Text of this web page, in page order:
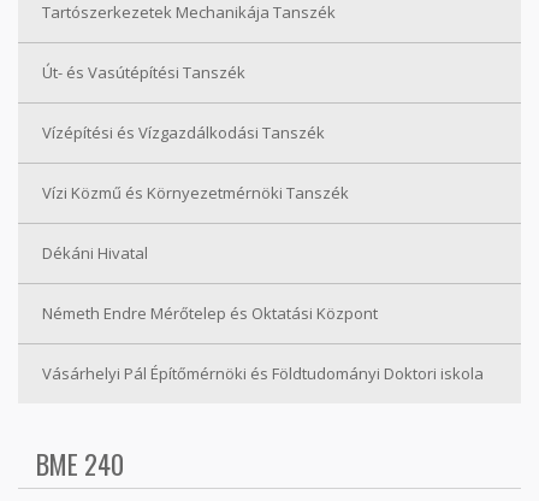
Tartószerkezetek Mechanikája Tanszék
Út- és Vasútépítési Tanszék
Vízépítési és Vízgazdálkodási Tanszék
Vízi Közmű és Környezetmérnöki Tanszék
Dékáni Hivatal
Németh Endre Mérőtelep és Oktatási Központ
Vásárhelyi Pál Építőmérnöki és Földtudományi Doktori iskola
BME 240